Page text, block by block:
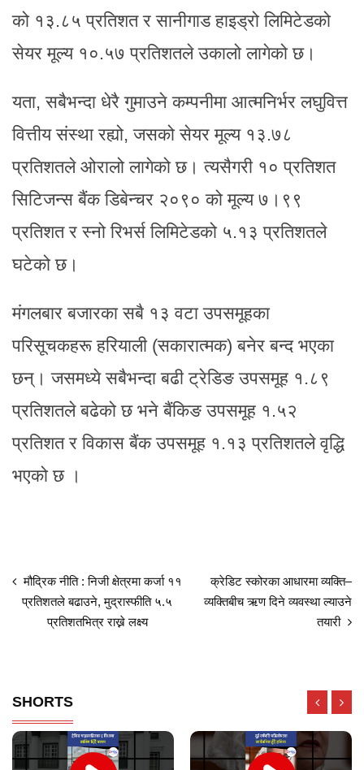
को १३.८५ प्रतिशत र सानीगाड हाइड्रो लिमिटेडको
सेयर मूल्य १०.५७ प्रतिशतले उकालो लागेको छ।
यता, सबैभन्दा धेरै गुमाउने कम्पनीमा आत्मनिर्भर लघुवित्त
वित्तीय संस्था रह्यो, जसको सेयर मूल्य १३.७८
प्रतिशतले ओरालो लागेको छ। त्यसैगरी १० प्रतिशत
सिटिजन्स बैंक डिबेन्चर २०९० को मूल्य ७।९९
प्रतिशत र स्नो रिभर्स लिमिटेडको ५.१३ प्रतिशतले
घटेको छ।
मंगलबार बजारका सबै १३ वटा उपसमूहका
परिसूचकहरू हरियाली (सकारात्मक) बनेर बन्द भएका
छन्। जसमध्ये सबैभन्दा बढी ट्रेडिङ उपसमूह १.८९
प्रतिशतले बढेको छ भने बैंकिङ उपसमूह १.५२
प्रतिशत र विकास बैंक उपसमूह १.१३ प्रतिशतले वृद्धि
भएको छ ।
मौद्रिक नीति : निजी क्षेत्रमा कर्जा ११
प्रतिशतले बढाउने, मुद्रास्फीति ५.५
प्रतिशतभित्र राख्ने लक्ष्य
क्रेडिट स्कोरका आधारमा व्यक्ति–
व्यक्तिबीच ऋण दिने व्यवस्था ल्याउने
तयारी
SHORTS